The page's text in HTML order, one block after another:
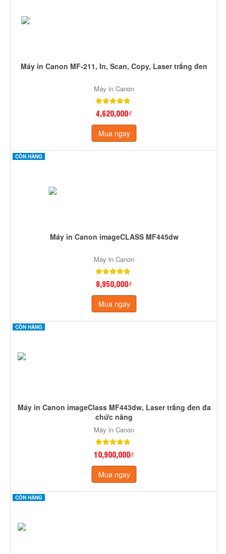
Máy in Canon MF-211, In, Scan, Copy, Laser trắng đen
Máy in Canon
4,620,000₫
Mua ngay
CÒN HÀNG
Máy in Canon imageCLASS MF445dw
Máy in Canon
8,950,000₫
Mua ngay
CÒN HÀNG
Máy in Canon imageClass MF443dw, Laser trắng đen đa
chức năng
Máy in Canon
10,900,000₫
Mua ngay
CÒN HÀNG